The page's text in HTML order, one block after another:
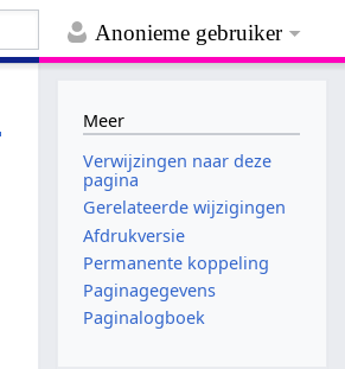
Anonieme gebruiker
Meer
Verwijzingen naar deze
pagina
Gerelateerde wijzigingen
Afdrukversie
Permanente koppeling
Paginagegevens
Paginalogboek